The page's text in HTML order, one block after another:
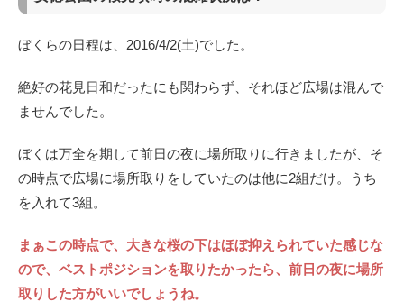
ぼくらの日程は、2016/4/2(土)でした。
絶好の花見日和だったにも関わらず、それほど広場は混んで
ませんでした。
ぼくは万全を期して前日の夜に場所取りに行きましたが、そ
の時点で広場に場所取りをしていたのは他に2組だけ。うち
を入れて3組。
まぁこの時点で、大きな桜の下はほぼ抑えられていた感じな
ので、ベストポジションを取りたかったら、前日の夜に場所
取りした方がいいでしょうね。